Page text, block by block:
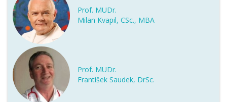
Prof. MUDr.
Milan Kvapil, CSc., MBA
Prof. MUDr.
František Saudek, DrSc.